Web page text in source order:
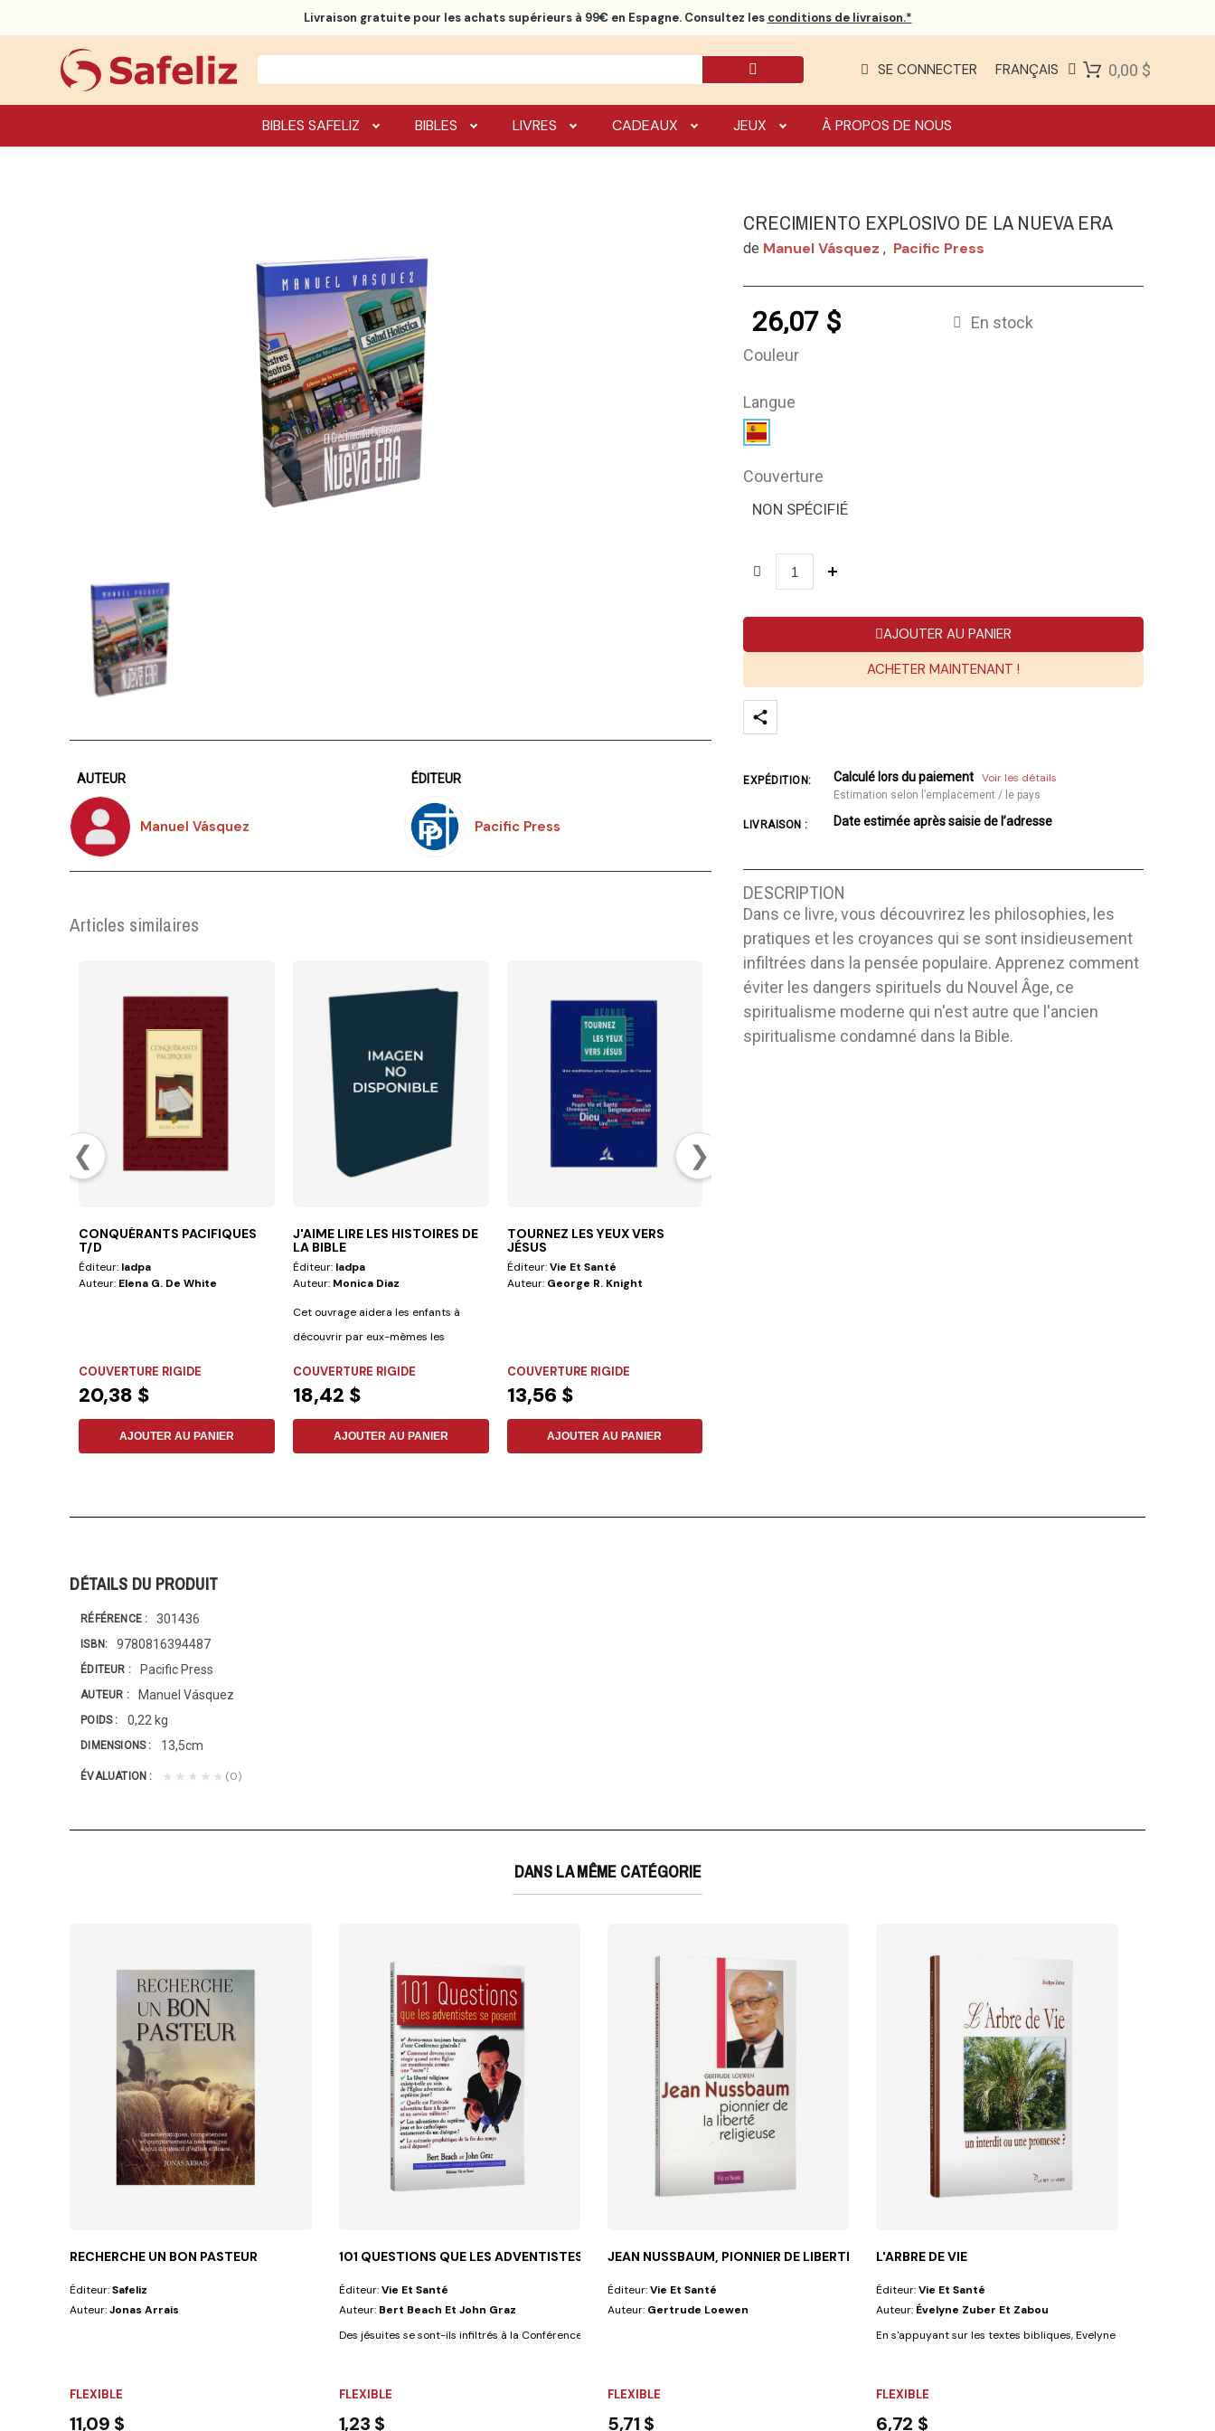
Livraison gratuitepour les achats supérieurs à 99€ en Espagne. Consultez les conditions de livraison.*
SE CONNECTER FRANÇAIS 0,00 $
BIBLES SAFELIZ BIBLES LIVRES CADEAUX JEUX À PROPOS DE NOUS
AUTEUR
Manuel Vásquez
ÉDITEUR
Pacific Press
Articles similaires
❮ ❯
CONQUÉRANTS PACIFIQUES
T/D
Éditeur: Iadpa
Auteur: Elena G. De White
COUVERTURE RIGIDE
20,38 $
AJOUTER AU PANIER
J'AIME LIRE LES HISTOIRES DE
LA BIBLE
Éditeur: Iadpa
Auteur: Monica Diaz
Cet ouvrage aidera les enfants à
découvrir par eux-mêmes les
COUVERTURE RIGIDE
18,42 $
AJOUTER AU PANIER
TOURNEZ LES YEUX VERS
JÉSUS
Éditeur:Vie Et Santé
Auteur: George R. Knight
COUVERTURE RIGIDE
13,56 $
AJOUTER AU PANIER
CRECIMIENTO EXPLOSIVO DE LA NUEVA ERA
de Manuel Vásquez , Pacific Press
26,07 $
En stock
Couleur
Langue
Couverture
NON SPÉCIFIÉ
AJOUTER AU PANIER
ACHETER MAINTENANT !
EXPÉDITION: Calculé lors du paiement Voir les détails
Estimation selon l’emplacement / le pays
LIVRAISON : Date estimée après saisie de l’adresse
DESCRIPTION
Dans ce livre, vous découvrirez les philosophies, les
pratiques et les croyances qui se sont insidieusement
infiltrées dans la pensée populaire. Apprenez comment
éviter les dangers spirituels du Nouvel Âge, ce
spiritualisme moderne qui n'est autre que l'ancien
spiritualisme condamné dans la Bible.
DÉTAILS DU PRODUIT
RÉFÉRENCE 301436
ISBN 9780816394487
ÉDITEUR Pacific Press
AUTEUR Manuel Vásquez
POIDS 0,22 kg
DIMENSIONS 13,5cm
ÉVALUATION ★★★★★ (0)
DANS LA MÊME CATÉGORIE
RECHERCHE UN BON PASTEUR
Éditeur:Safeliz
Auteur:Jonas Arrais
FLEXIBLE
11,09 $
101 QUESTIONS QUE LES ADVENTISTES SE POS
Éditeur:Vie Et Santé
Auteur: Bert Beach Et John Graz
Des jésuites se sont-ils infiltrés à la Conférence générale ? Pourquoi les...
FLEXIBLE
1,23 $
JEAN NUSSBAUM, PIONNIER DE LIBERTÉ RELIG
Éditeur:Vie Et Santé
Auteur: Gertrude Loewen
FLEXIBLE
5,71 $
L'ARBRE DE VIE
Éditeur:Vie Et Santé
Auteur: Évelyne Zuber Et Zabou
En s'appuyant sur les textes bibliques, Evelyne Zuber partage ses
FLEXIBLE
6,72 $